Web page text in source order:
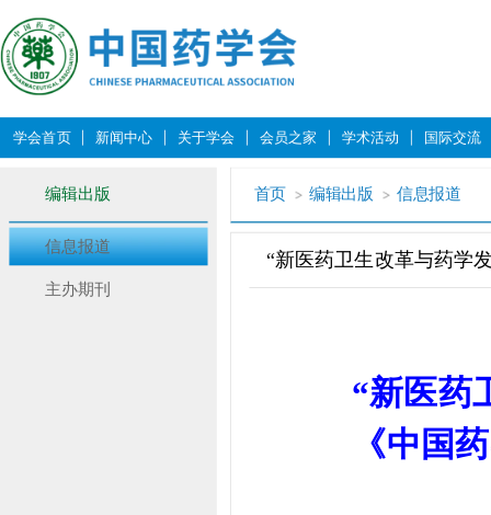
学会首页 新闻中心 关于学会 会员之家 学术活动 国际交流
编辑出版
信息报道
主办期刊
首页 编辑出版 信息报道
“新医药卫生改革与药学
“新医药
《中国